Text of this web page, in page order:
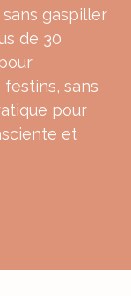
gaspiller
de 30
sans
pour
et